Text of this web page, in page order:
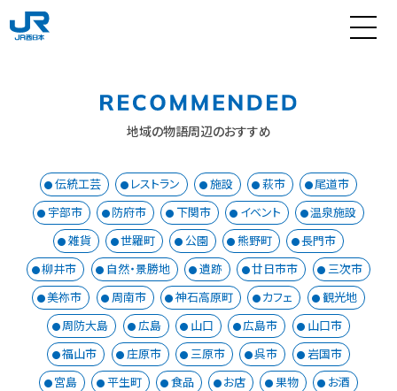
地域の物語周辺のおすすめ
伝統工芸 レストラン 施設 萩市
尾道市
宇部市
防府市 下関市 イベント
温泉施設
雑貨
世羅町 公園 熊野町
長門市
柳井市
自然・景勝地 遺跡 廿日市市
三次市
美祢市
周南市 神石高原町 カフェ
観光地
周防大島
広島 山口 広島市
山口市
福山市
庄原市 三原市 呉市
岩国市
宮島
平生町 食品 お店 果物
お酒